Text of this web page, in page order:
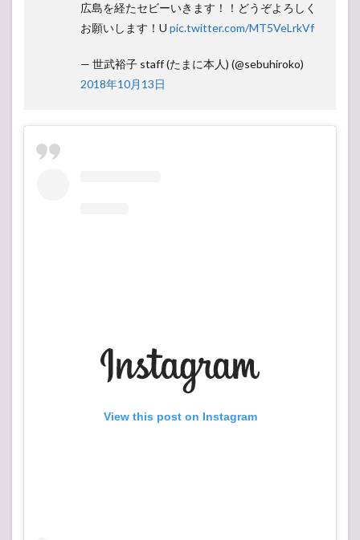
広島を経たセビーいきます！！どうぞよろしく
お願いします！U pic.twitter.com/MT5VeLrkVf
— 世武裕子 staff (たまに本人) (@sebuhiroko)
2018年10月13日
View this post on Instagram